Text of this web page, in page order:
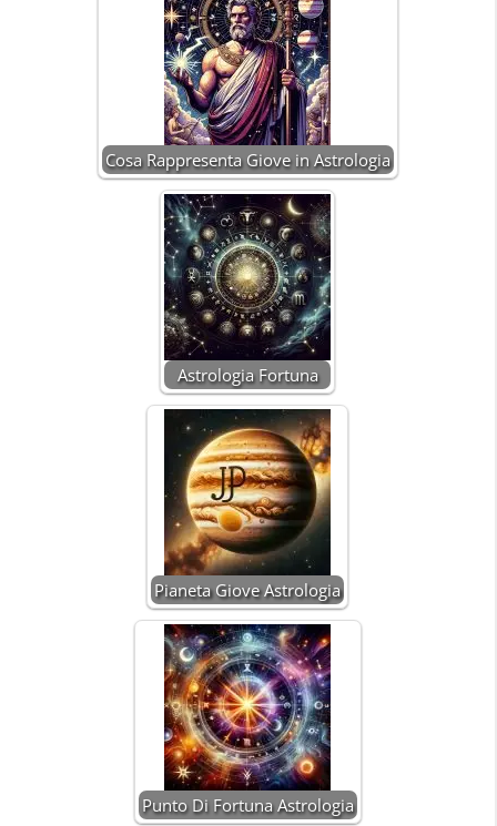
Cosa Rappresenta Giove in Astrologia
Astrologia Fortuna
Pianeta Giove Astrologia
Punto Di Fortuna Astrologia